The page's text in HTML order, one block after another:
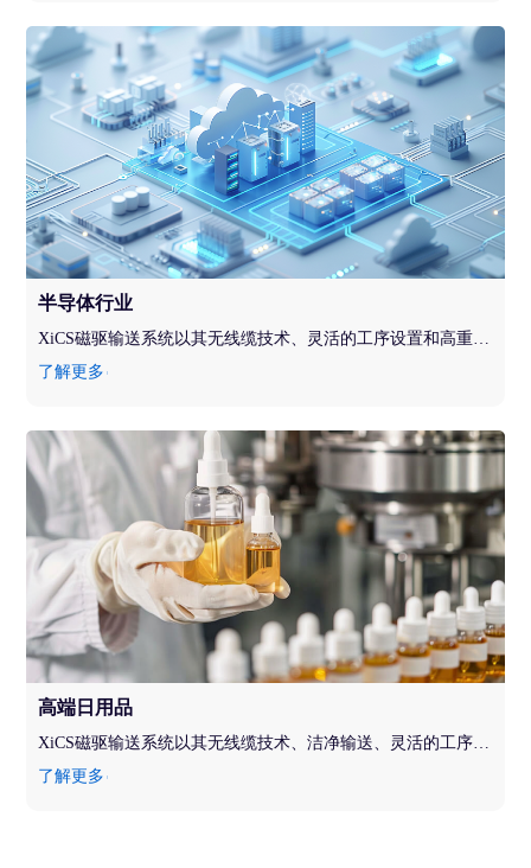
半导体行业
XiCS磁驱输送系统以其无线缆技术、灵活的工序设置和高重复定位精度，为半导体生产带来革命性改进，是半导体制造领域提升效率、降低成本、确保产品质量的绝佳选择。
了解更多
高端日用品
XiCS磁驱输送系统以其无线缆技术、洁净输送、灵活的工序设置和高重复定位精度，满足了高端日用品生产对环境洁净度、产品质量和生产效率的严格要求。
了解更多